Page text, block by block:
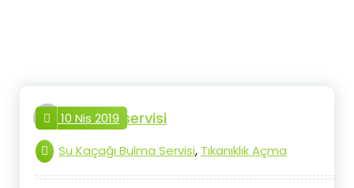
tesisat.servisi
10 Nis 2019
Su Kaçağı Bulma Servisi, Tıkanıklık Açma